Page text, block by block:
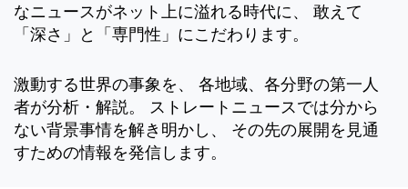
なニュースがネット上に溢れる時代に、 敢えて
「深さ」と「専門性」にこだわります。
激動する世界の事象を、 各地域、各分野の第一人
者が分析・解説。 ストレートニュースでは分から
ない背景事情を解き明かし、 その先の展開を見通
すための情報を発信します。